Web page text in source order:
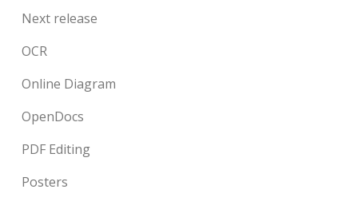
Next release
OCR
Online Diagram
OpenDocs
PDF Editing
Posters